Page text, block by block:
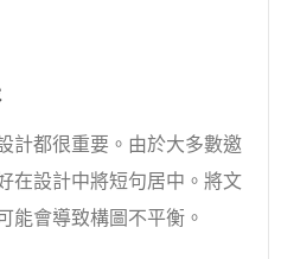
計都很重要。由於大多數邀
在設計中將短句居中。將文
能會導致構圖不平衡。